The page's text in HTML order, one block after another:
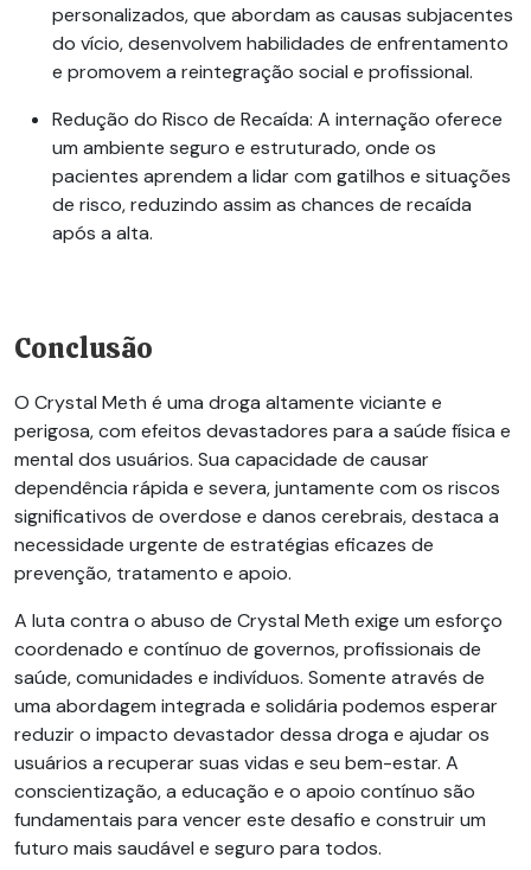
personalizados, que abordam as causas subjacentes
do vício, desenvolvem habilidades de enfrentamento
e promovem a reintegração social e profissional.
Redução do Risco de Recaída: A internação oferece
um ambiente seguro e estruturado, onde os
pacientes aprendem a lidar com gatilhos e situações
de risco, reduzindo assim as chances de recaída
após a alta.
Conclusão
O Crystal Meth é uma droga altamente viciante e
perigosa, com efeitos devastadores para a saúde física e
mental dos usuários. Sua capacidade de causar
dependência rápida e severa, juntamente com os riscos
significativos de overdose e danos cerebrais, destaca a
necessidade urgente de estratégias eficazes de
prevenção, tratamento e apoio.
A luta contra o abuso de Crystal Meth exige um esforço
coordenado e contínuo de governos, profissionais de
saúde, comunidades e indivíduos. Somente através de
uma abordagem integrada e solidária podemos esperar
reduzir o impacto devastador dessa droga e ajudar os
usuários a recuperar suas vidas e seu bem-estar. A
conscientização, a educação e o apoio contínuo são
fundamentais para vencer este desafio e construir um
futuro mais saudável e seguro para todos.